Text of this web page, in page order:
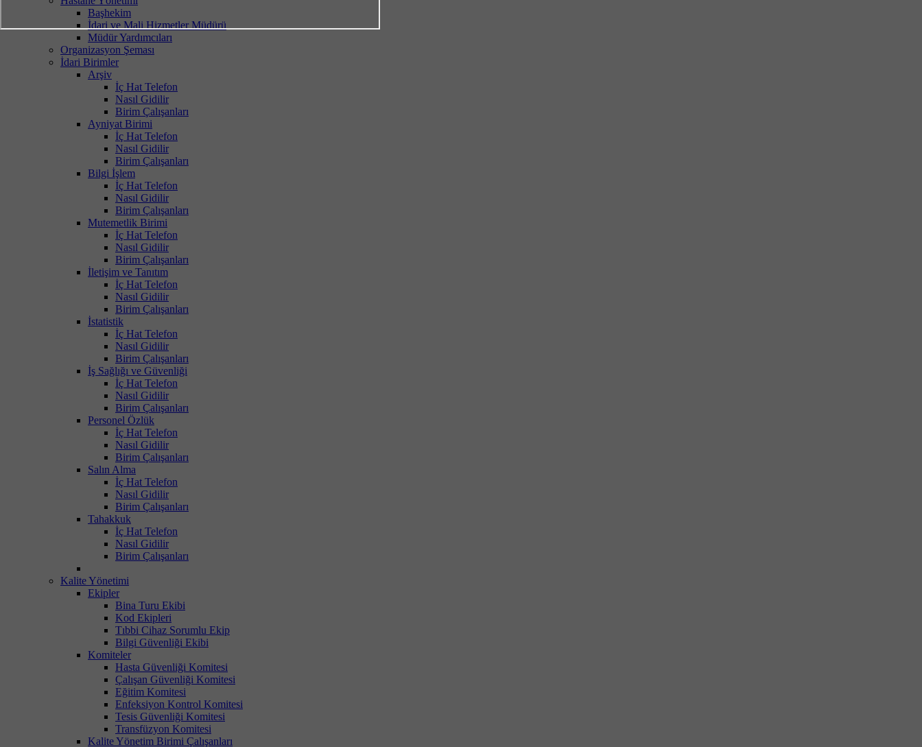
Başhekim
İdari ve Mali Hizmetler Müdürü
Müdür Yardımcıları
Organizasyon Şeması
İdari Birimler
Arşiv
İç Hat Telefon
Nasıl Gidilir
Birim Çalışanları
Ayniyat Birimi
İç Hat Telefon
Nasıl Gidilir
Birim Çalışanları
Bilgi İşlem
İç Hat Telefon
Nasıl Gidilir
Birim Çalışanları
Mutemetlik Birimi
İç Hat Telefon
Nasıl Gidilir
Birim Çalışanları
İletişim ve Tanıtım
İç Hat Telefon
Nasıl Gidilir
Birim Çalışanları
İstatistik
İç Hat Telefon
Nasıl Gidilir
Birim Çalışanları
İş Sağlığı ve Güvenliği
İç Hat Telefon
Nasıl Gidilir
Birim Çalışanları
Personel Özlük
İç Hat Telefon
Nasıl Gidilir
Birim Çalışanları
Salın Alma
İç Hat Telefon
Nasıl Gidilir
Birim Çalışanları
Tahakkuk
İç Hat Telefon
Nasıl Gidilir
Birim Çalışanları
Kalite Yönetimi
Ekipler
Bina Turu Ekibi
Kod Ekipleri
Tıbbi Cihaz Sorumlu Ekip
Bilgi Güvenliği Ekibi
Komiteler
Hasta Güvenliği Komitesi
Çalışan Güvenliği Komitesi
Eğitim Komitesi
Enfeksiyon Kontrol Komitesi
Tesis Güvenliği Komitesi
Transfüzyon Komitesi
Kalite Yönetim Birimi Çalışanları